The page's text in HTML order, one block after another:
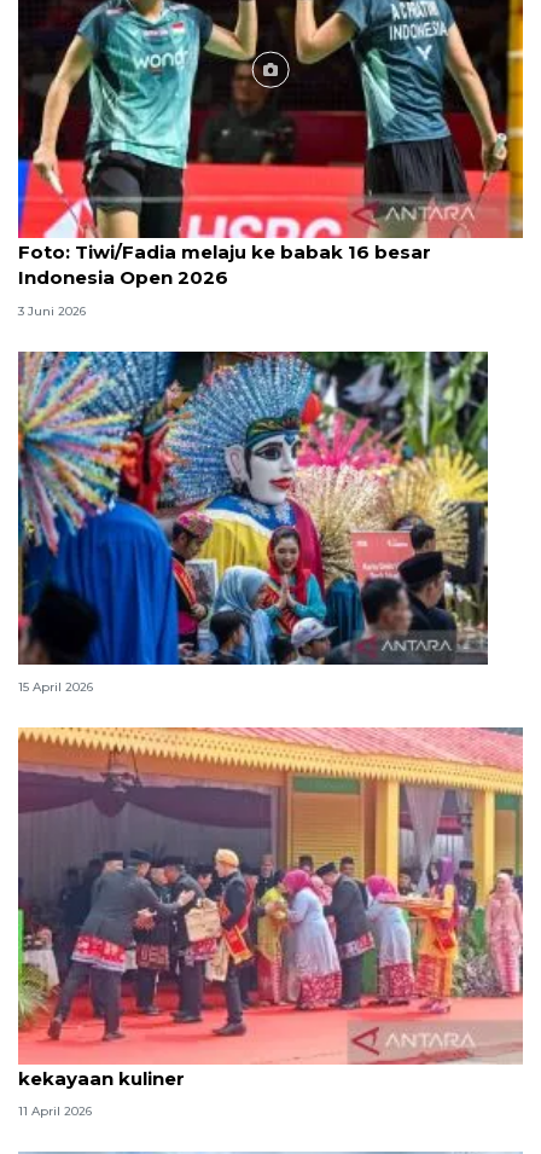
Foto
Foto: Tiwi/Fadia melaju ke babak 16 besar
Indonesia Open 2026
3 Juni 2026
Lebaran Betawi, harmoni tradisi dan kota global
15 April 2026
Tradisi hantaran Lebaran Betawi simbol bakti dan
kekayaan kuliner
11 April 2026